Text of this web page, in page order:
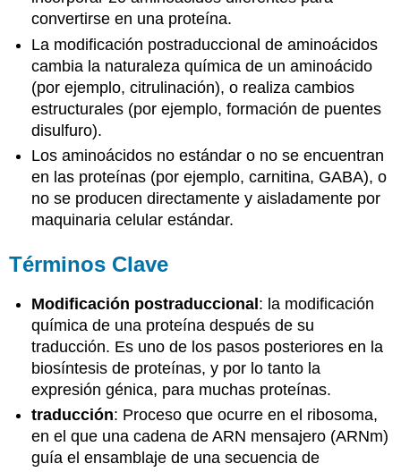
convertirse en una proteína.
La modificación postraduccional de aminoácidos
cambia la naturaleza química de un aminoácido
(por ejemplo, citrulinación), o realiza cambios
estructurales (por ejemplo, formación de puentes
disulfuro).
Los aminoácidos no estándar o no se encuentran
en las proteínas (por ejemplo, carnitina, GABA), o
no se producen directamente y aisladamente por
maquinaria celular estándar.
Términos Clave
Modificación postraduccional: la modificación
química de una proteína después de su
traducción. Es uno de los pasos posteriores en la
biosíntesis de proteínas, y por lo tanto la
expresión génica, para muchas proteínas.
traducción: Proceso que ocurre en el ribosoma,
en el que una cadena de ARN mensajero (ARNm)
guía el ensamblaje de una secuencia de